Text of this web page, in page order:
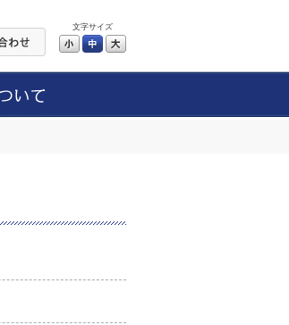
文字サイズ
小 中